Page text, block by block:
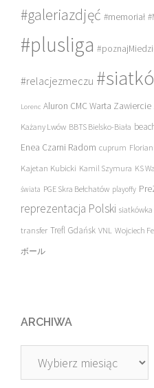
#galeriazdjęć #memoriał
#plusliga
#relacjezmeczu
Lorenc Aluron CMC Warta Zawiercie
Każany Lwów BBTS Bielsko-Biała
Enea Czarni Radom cuprum
Kajetan Kubicki Kamil Szymura KS
świata PGE Skra Bełchatów playoffy
reprezentacja Polski siatkówka
transfer Trefl Gdańsk VNL Wojciech
ボール
ARCHIWA
Archiwa